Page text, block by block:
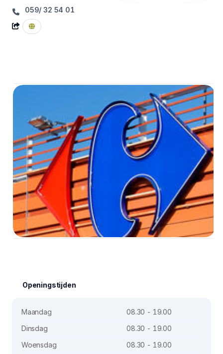
059/ 32 54 01
Openingstijden
Maandag
08.30 - 19.00
Dinsdag
08.30 - 19.00
Woensdag
08.30 - 19.00